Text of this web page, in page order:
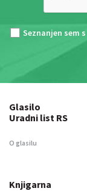
Seznanjen sem s
Glasilo
Uradni list RS
O glasilu
Knjigarna